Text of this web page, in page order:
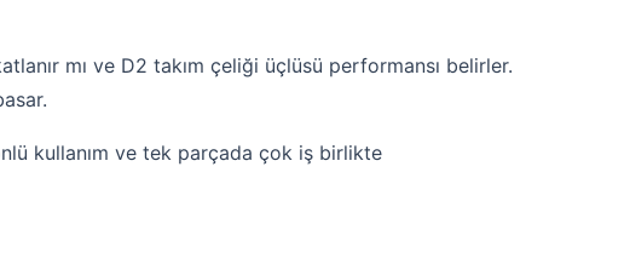
mı ve D2 takım çeliği üçlüsü performansı belirler.
kullanım ve tek parçada çok iş birlikte